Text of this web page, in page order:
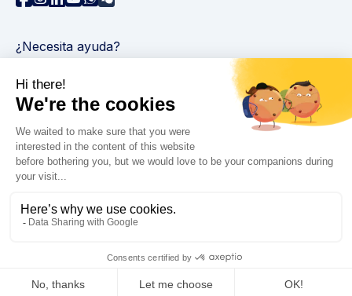
¿Necesita ayuda?
Contáctenos
Leer preguntas frecuentes
Política de privacidad
Información legal
© 2026 IMCAS Curso Internacional de Maestría en
Accesibilidad : no conforme